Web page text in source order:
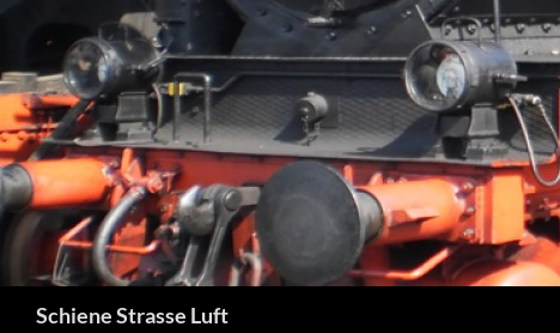
Zum
Inhalt
springen
Schiene Strasse Luft